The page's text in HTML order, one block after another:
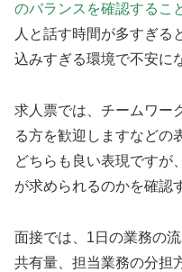
のバランスを確認するこ
人と話す時間が多すぎる
込みすぎる環境で不安に
求人票では、チームワー
る方を歓迎しますなどの
どちらも良い表現ですが
が求められるのかを確認
面接では、1日の業務の
共有量、担当業務の分担